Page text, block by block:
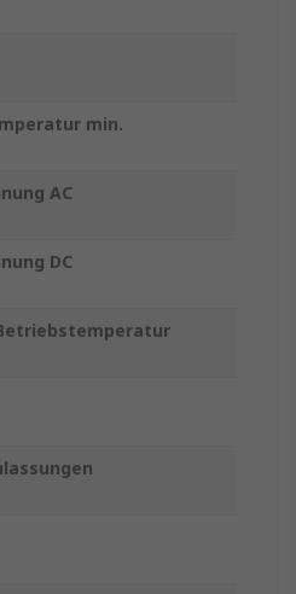
min.
AC
DC